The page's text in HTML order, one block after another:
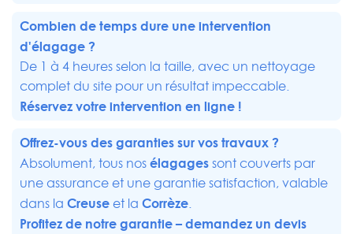
Combien de temps dure une intervention
d'élagage ?
De 1 à 4 heures selon la taille, avec un nettoyage
complet du site pour un résultat impeccable.
Réservez votre intervention en ligne !
Offrez-vous des garanties sur vos travaux ?
Absolument, tous nosélagagessont couverts par
une assurance et une garantie satisfaction, valable
dans la Creuse et la Corrèze.
Profitez de notre garantie – demandez un devis